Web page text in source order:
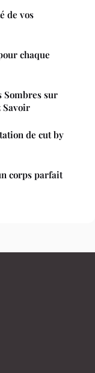
de vos
chaque
Sombres sur
Savoir
de cut by
corps parfait